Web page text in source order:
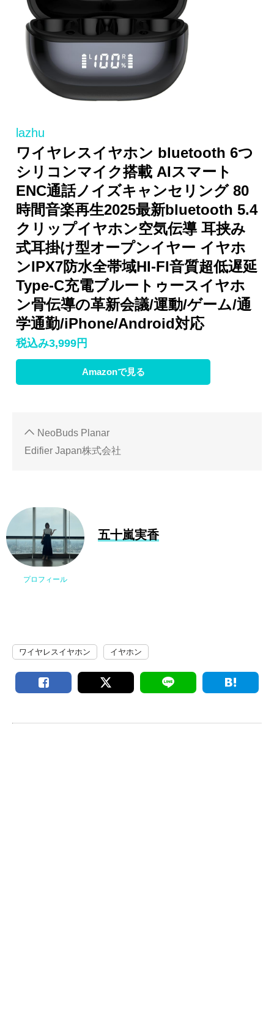
lazhu
ワイヤレスイヤホン bluetooth 6つ
シリコンマイク搭載 AIスマート
ENC通話ノイズキャンセリング 80
時間音楽再生2025最新bluetooth 5.4
クリップイヤホン空気伝導 耳挟み
式耳掛け型オープンイヤー イヤホ
ンIPX7防水全帯域HI-FI音質超低遅延
Type-C充電ブルートゥースイヤホ
ン骨伝導の革新会議/運動/ゲーム/通
学通勤/iPhone/Android対応
税込み3,999円
Amazonで見る
NeoBuds Planar
Edifier Japan株式会社
プロフィール
五十嵐実香
ワイヤレスイヤホン イヤホン